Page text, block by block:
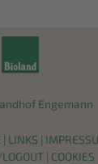
Engemann
| LINKS |
| COOKIES